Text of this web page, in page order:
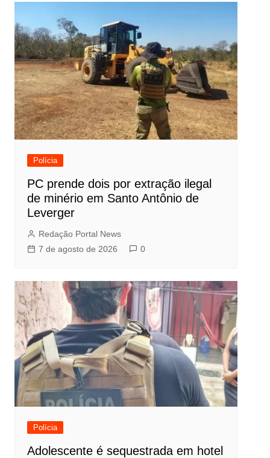
Polícia
PC prende dois por extração ilegal
de minério em Santo Antônio de
Leverger
Redação Portal News
7 de agosto de 2026
0
Polícia
Adolescente é sequestrada em hotel